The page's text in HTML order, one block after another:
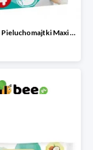
PAMPERS Pieluchomajtki Maxi Pants 4